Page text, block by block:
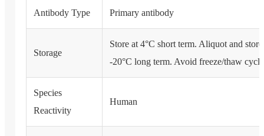
Antibody Type Primary antibody
Storage
Store at 4°C short term. Aliquot and store
-20°C long term. Avoid freeze/thaw
Species
Reactivity
Human